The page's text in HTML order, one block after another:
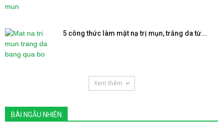
5 công thức làm mặt nạ trị mụn, trắng da từ...
Xem thêm
BÀI NGẪU NHIÊN